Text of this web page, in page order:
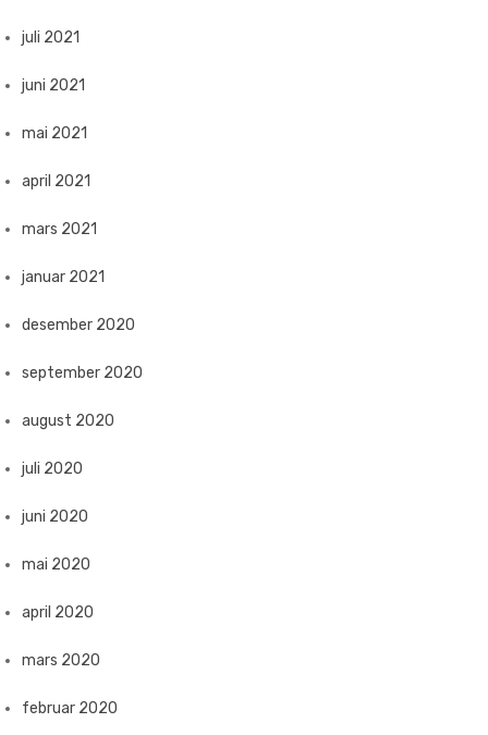
juli 2021
juni 2021
mai 2021
april 2021
mars 2021
januar 2021
desember 2020
september 2020
august 2020
juli 2020
juni 2020
mai 2020
april 2020
mars 2020
februar 2020